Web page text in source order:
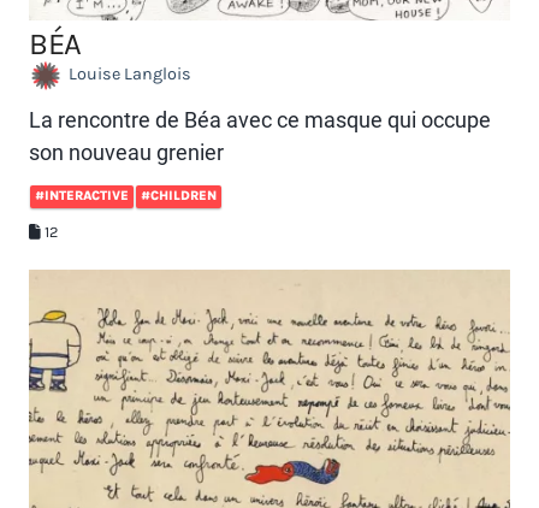
BÉA
Louise Langlois
La rencontre de Béa avec ce masque qui occupe
son nouveau grenier
#INTERACTIVE #CHILDREN
12